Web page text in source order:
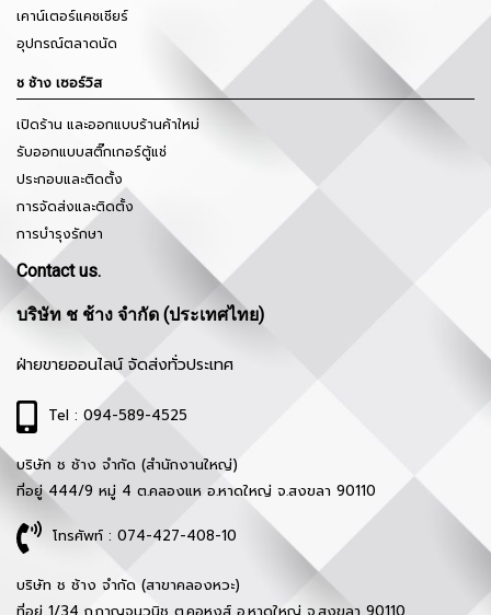
เคาน์เตอร์แคชเชียร์
อุปกรณ์ตลาดนัด
ช ช้าง เซอร์วิส
เปิดร้าน และออกแบบร้านค้าใหม่
รับออกแบบสติ๊กเกอร์ตู้แช่
ประกอบและติดตั้ง
การจัดส่งและติดตั้ง
การบำรุงรักษา
Contact us.
บริษัท ช ช้าง จำกัด (ประเทศไทย)
ฝ่ายขายออนไลน์ จัดส่งทั่วประเทศ
Tel : 094-589-4525
บริษัท ช ช้าง จำกัด (สำนักงานใหญ่)
ที่อยู่ 444/9 หมู่ 4 ต.คลองแห อ.หาดใหญ่ จ.สงขลา 90110
โทรศัพท์ : 074-427-408-10
บริษัท ช ช้าง จำกัด (สาขาคลองหวะ)
ที่อยู่ 1/34 ถ.กาญจนวนิช ต.คอหงส์ อ.หาดใหญ่ จ.สงขลา 90110